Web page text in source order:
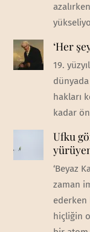
‘Her
19.
hakları
kadar
Ufku
‘Beyaz
zaman
ederken
hiçliğin